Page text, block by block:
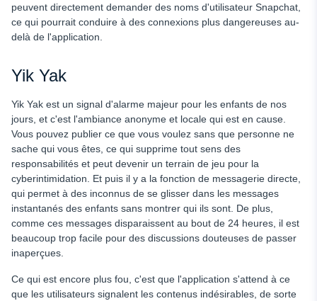
peuvent directement demander des noms d'utilisateur Snapchat,
ce qui pourrait conduire à des connexions plus dangereuses au-
delà de l'application.
Yik Yak
Yik Yak est un signal d'alarme majeur pour les enfants de nos
jours, et c'est l'ambiance anonyme et locale qui est en cause.
Vous pouvez publier ce que vous voulez sans que personne ne
sache qui vous êtes, ce qui supprime tout sens des
responsabilités et peut devenir un terrain de jeu pour la
cyberintimidation. Et puis il y a la fonction de messagerie directe,
qui permet à des inconnus de se glisser dans les messages
instantanés des enfants sans montrer qui ils sont. De plus,
comme ces messages disparaissent au bout de 24 heures, il est
beaucoup trop facile pour des discussions douteuses de passer
inaperçues.
Ce qui est encore plus fou, c'est que l'application s'attend à ce
que les utilisateurs signalent les contenus indésirables, de sorte